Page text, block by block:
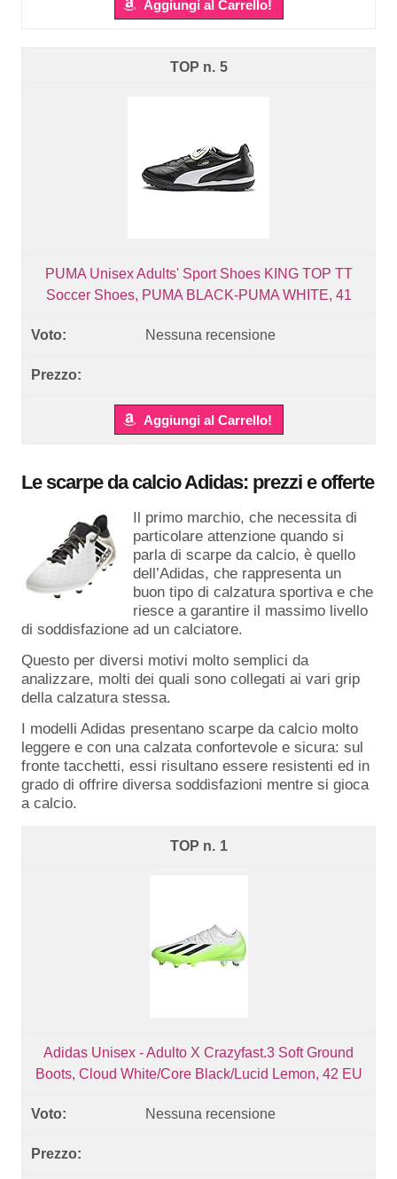
Aggiungi al Carrello!
5
PUMA Unisex Adults' Sport Shoes KING TOP TT
Soccer Shoes, PUMA BLACK-PUMA WHITE, 41
Nessuna recensione
Aggiungi al Carrello!
Le scarpe da calcio Adidas: prezzi e offerte
Il primo marchio, che necessita di
particolare attenzione quando si
parla di scarpe da calcio, è quello
dell’Adidas, che rappresenta un
buon tipo di calzatura sportiva e che
riesce a garantire il massimo livello
di soddisfazione ad un calciatore.
Questo per diversi motivi molto semplici da
analizzare, molti dei quali sono collegati ai vari grip
della calzatura stessa.
I modelli Adidas presentano scarpe da calcio molto
leggere e con una calzata confortevole e sicura: sul
fronte tacchetti, essi risultano essere resistenti ed in
grado di offrire diversa soddisfazioni mentre si gioca
a calcio.
1
Adidas Unisex - Adulto X Crazyfast.3 Soft Ground
Boots, Cloud White/Core Black/Lucid Lemon, 42 EU
Nessuna recensione